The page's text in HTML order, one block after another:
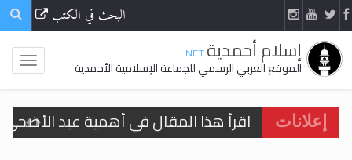
البحث في الكتب
إسلام أحمدية.NET
الموقع العربي الرسمي للجماعة الإسلامية الأحمدية
إعلانات
اقرأ هذا المقال في أهمية عيد